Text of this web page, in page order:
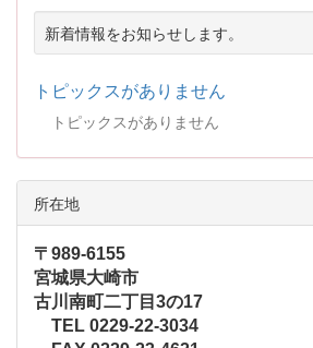
新着情報をお知らせします。
トピックスがありません
トピックスがありません
所在地
〒989-6155
宮城県大崎市
古川南町二丁目3の17
TEL 0229-22-3034